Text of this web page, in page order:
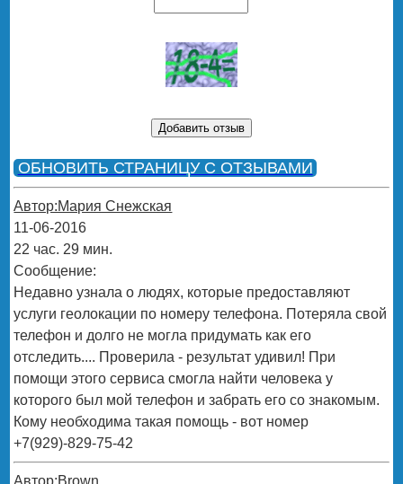
ОБНОВИТЬ СТРАНИЦУ С ОТЗЫВАМИ
Автор:Мария Снежская
11-06-2016
22 час. 29 мин.
Сообщение:
Недавно узнала о людях, которые предоставляют
услуги геолокации по номеру телефона. Потеряла свой
телефон и долго не могла придумать как его
отследить.... Проверила - результат удивил! При
помощи этого сервиса смогла найти человека у
которого был мой телефон и забрать его со знакомым.
Кому необходима такая помощь - вот номер
+7(929)-829-75-42
Автор:Brown